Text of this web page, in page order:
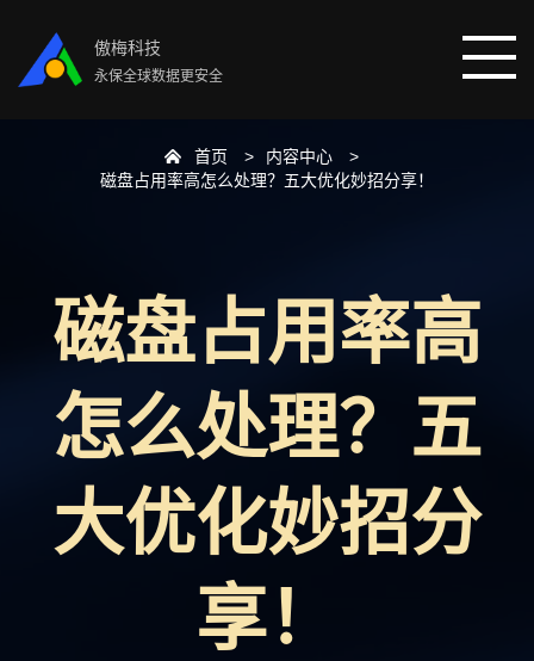
傲梅科技
永保全球数据更安全
数据恢复
数据备份
支持
首页
内容中心
磁盘占用率高怎么处理？五大优化妙招分享！
磁盘占用率高
怎么处理？五
大优化妙招分
享！